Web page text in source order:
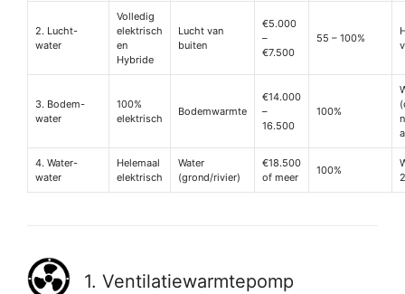
2. Lucht-
water
Volledig
elektrisch
en
Hybride
Lucht van
buiten
€5.000
–
€7.500
55 – 100%
3. Bodem-
water
100%
elektrisch
Bodemwarmte
€14.000
–
16.500
100%
4. Water-
water
Helemaal
elektrisch
Water
(grond/rivier)
€18.500
of meer
100%
1. Ventilatiewarmtepomp